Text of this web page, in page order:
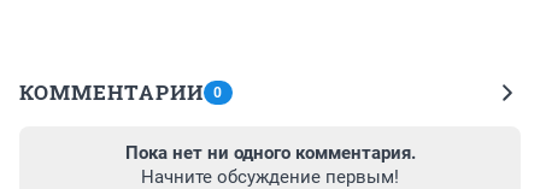
КОММЕНТАРИИ 0
Пока нет ни одного комментария.
Начните обсуждение первым!